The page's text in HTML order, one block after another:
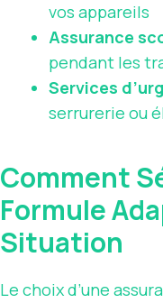
vos appareils
Assurance
pendant les
Services
serrurerie ou
Comment
Formule
Situation
Le choix d’une